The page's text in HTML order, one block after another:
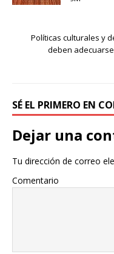
Políticas culturales y
deben
SÉ EL PRIMERO EN
Dejar una
Tu dirección de correo
Comentario